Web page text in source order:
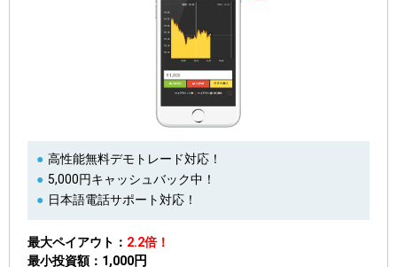
高性能無料デモトレード対応！
5,000円キャッシュバック中！
日本語電話サポート対応！
最大ペイアウト
2.2倍！
最小投資額
1,000円